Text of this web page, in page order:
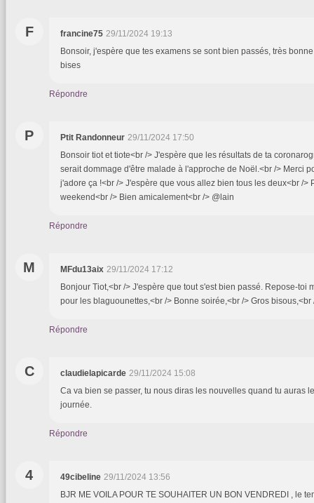
F francine75 29/11/2024 19:13
Bonsoir, j'espère que tes examens se sont bien passés, très
bises
Répondre
P Ptit Randonneur 29/11/2024 17:50
Bonsoir tiot et tiote<br /> J'espère que les résultats de ta
serait dommage d'être malade à l'approche de Noël.<br /> Merci
j'adore ça !<br /> J'espère que vous allez bien tous les deux<br />
weekend<br /> Bien amicalement<br /> @lain
Répondre
M MFdu13aix 29/11/2024 17:12
Bonjour Tiot,<br /> J'espère que tout s'est bien passé. Repose-toi
pour les blaguounettes,<br /> Bonne soirée,<br /> Gros
Répondre
C claudielapicarde 29/11/2024 15:08
Ca va bien se passer, tu nous diras les nouvelles quand tu auras
journée.
Répondre
4 49cibeline 29/11/2024 13:56
BJR ME VOILA POUR TE SOUHAITER UN BON VENDREDI , le